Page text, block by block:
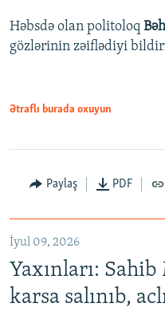
Həbsdə olan politoloq
gözlərinin zəiflədiyi
Ətraflı burada oxuyun
Paylaş PDF
İyul 09, 2026
Yaxınları:
karsa salınıb,